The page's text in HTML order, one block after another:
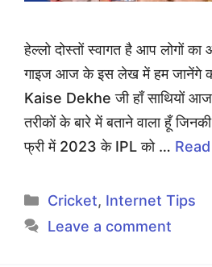
हेल्लो दोस्तों स्वागत है आप लोगों
गाइज आज के इस लेख में हम जानेंगे
Kaise Dekhe जी हाँ साथियों
तरीकों के बारे में बताने वाला हूँ
फ्री में 2023 के IPL को …
Categories
Cricket, Internet Tips
Leave a comment